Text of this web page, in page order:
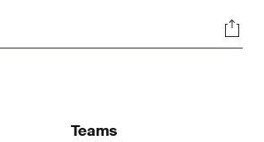
uit handen van Mohammed
Teams